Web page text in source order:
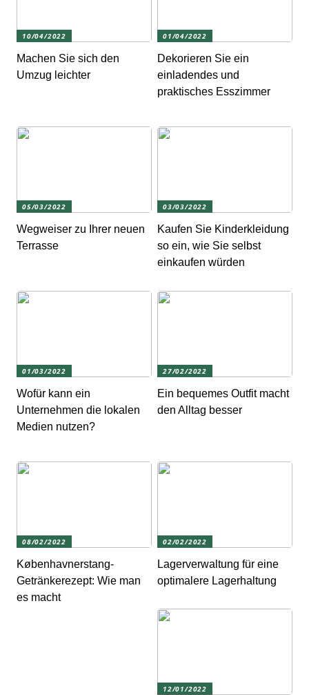
10/04/2022
Machen Sie sich den
Umzug leichter
01/04/2022
Dekorieren Sie ein
einladendes und
praktisches Esszimmer
05/03/2022
Wegweiser zu Ihrer neuen
Terrasse
03/03/2022
Kaufen Sie Kinderkleidung
so ein, wie Sie selbst
einkaufen würden
01/03/2022
Wofür kann ein
Unternehmen die lokalen
Medien nutzen?
27/02/2022
Ein bequemes Outfit macht
den Alltag besser
08/02/2022
Københavnerstang-
Getränkerezept: Wie man
es macht
02/02/2022
Lagerverwaltung für eine
optimalere Lagerhaltung
12/01/2022